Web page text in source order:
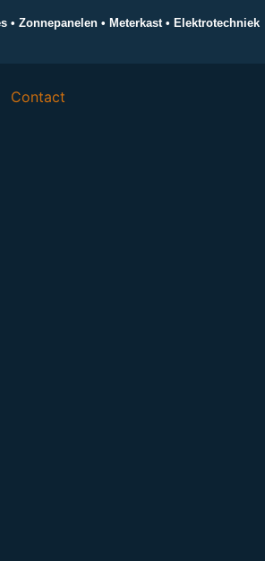
Zonnepanelen • Meterkast • Elektrotechniek
Contact